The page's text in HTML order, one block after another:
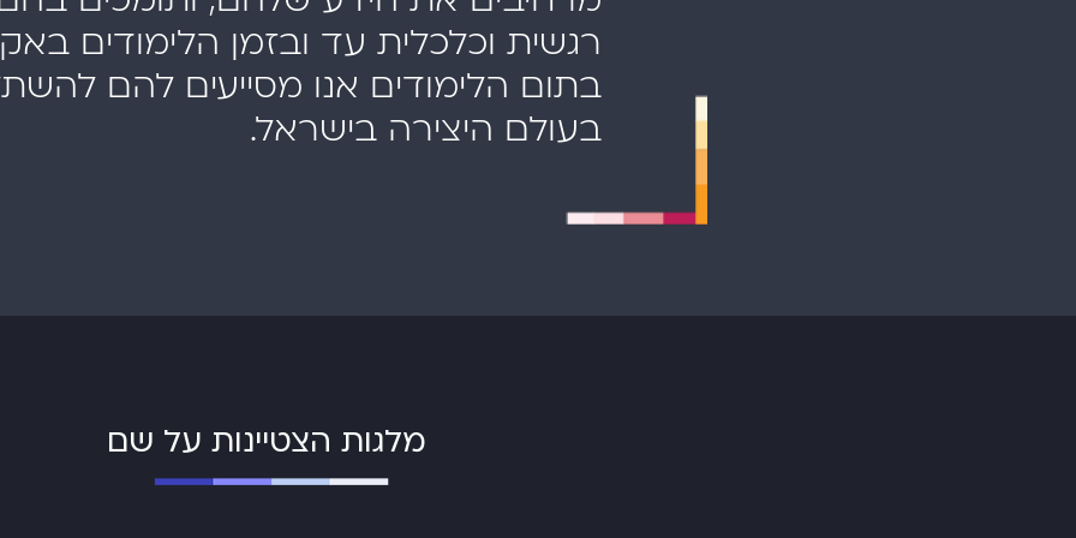
רגשית וכלכלית עד ובזמן הלימודים
בתום הלימודים אנו מסייעים להם
בעולם היצירה בישראל.
מלגות הצטיינות על שם